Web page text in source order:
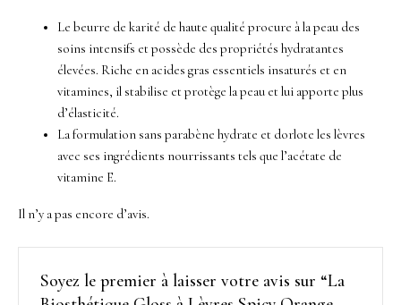
Le beurre de karité de haute qualité procure à la peau des
soins intensifs et possède des propriétés hydratantes
élevées. Riche en acides gras essentiels insaturés et en
vitamines, il stabilise et protège la peau et lui apporte plus
d’élasticité.
La formulation sans parabène hydrate et dorlote les lèvres
avec ses ingrédients nourrissants tels que l’acétate de
vitamine E.
Il n’y a pas encore d’avis.
Soyez le premier à laisser votre avis sur “La